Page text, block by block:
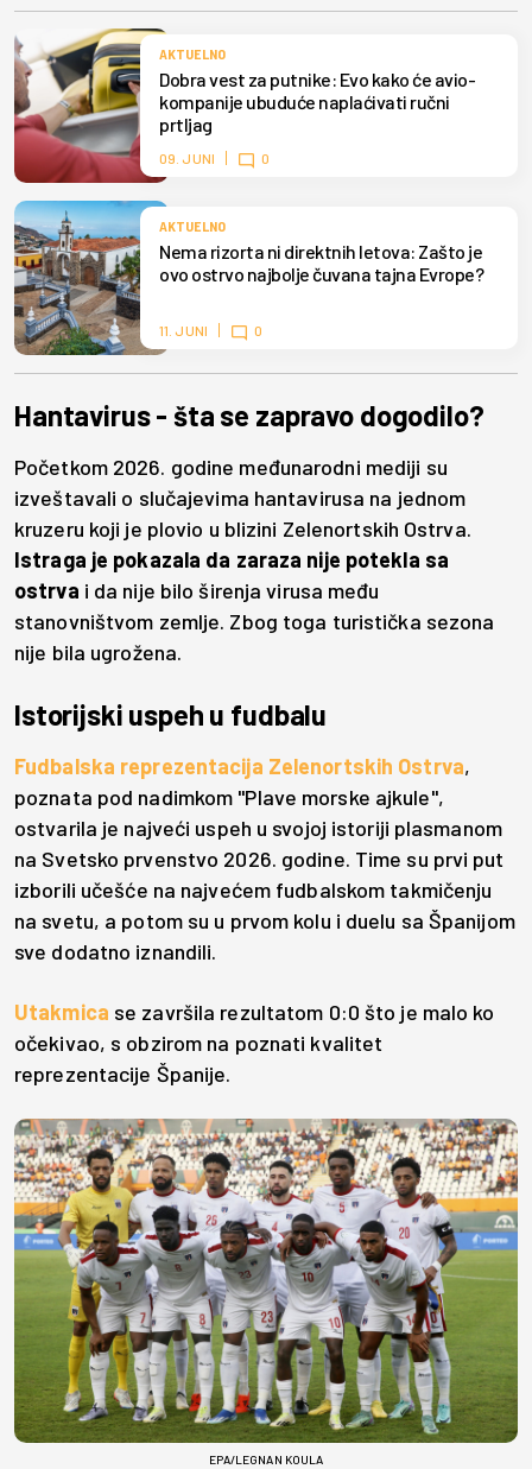
AKTUELNO
Dobra vest za putnike: Evo kako će avio-
kompanije ubuduće naplaćivati ručni
prtljag
09. JUNI 0
AKTUELNO
Nema rizorta ni direktnih letova: Zašto je
ovo ostrvo najbolje čuvana tajna Evrope?
11. JUNI 0
Hantavirus - šta se zapravo dogodilo?
Početkom 2026. godine međunarodni mediji su
izveštavali o slučajevima hantavirusa na jednom
kruzeru koji je plovio u blizini Zelenortskih Ostrva.
Istraga je pokazala da zaraza nije potekla sa
ostrva i da nije bilo širenja virusa među
stanovništvom zemlje. Zbog toga turistička sezona
nije bila ugrožena.
Istorijski uspeh u fudbalu
Fudbalska reprezentacija Zelenortskih Ostrva,
poznata pod nadimkom "Plave morske ajkule",
ostvarila je najveći uspeh u svojoj istoriji plasmanom
na Svetsko prvenstvo 2026. godine. Time su prvi put
izborili učešće na najvećem fudbalskom takmičenju
na svetu, a potom su u prvom kolu i duelu sa Španijom
sve dodatno iznandili.
Utakmica se završila rezultatom 0:0 što je malo ko
očekivao, s obzirom na poznati kvalitet
reprezentacije Španije.
EPA/LEGNAN KOULA